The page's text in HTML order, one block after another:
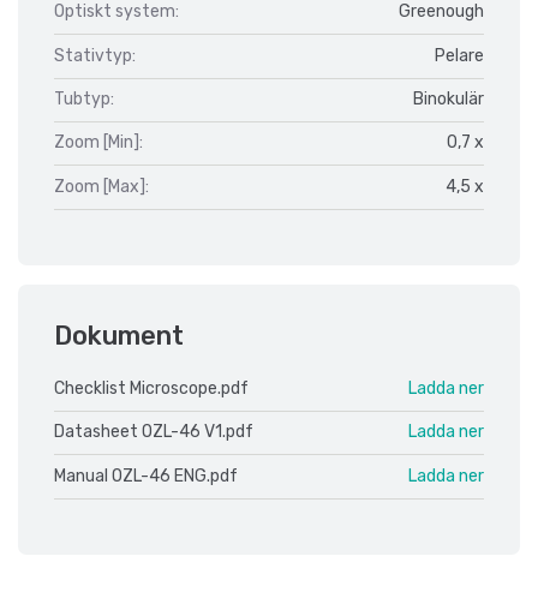
Optiskt system: Greenough
Stativtyp: Pelare
Tubtyp: Binokulär
Zoom [Min]: 0,7 x
Zoom [Max]: 4,5 x
Dokument
Checklist Microscope.pdf Ladda ner
Datasheet OZL-46 V1.pdf Ladda ner
Manual OZL-46 ENG.pdf Ladda ner